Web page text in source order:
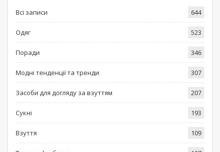
Всі записи 644
Одяг 523
Поради 346
Модні тенденції та тренди 307
Засоби для догляду за взуттям 207
Сукні 193
Взуття 109